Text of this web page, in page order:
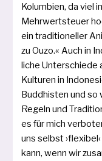
Kolumbien, da viel
Mehrwertsteuer
ein tra­di­tio­nel­ler
zu Ouzo.« Auch in
li­che Unterschiede
Kulturen in
Buddhisten und so
Regeln und
es für mich
uns selbst
kann, wenn wir